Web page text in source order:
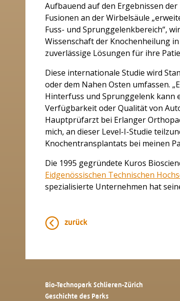
Aufbauend auf den Ergebnissen
Fusionen an der Wirbelsäule
Fuss- und Sprunggelenkbereich“,
Wissenschaft der Knochenheilung
zuverlässige Lösungen für ihre
Diese internationale Studie wird
oder dem Nahen Osten umfassen.
Hinterfuss und Sprunggelenk kann
Verfügbarkeit oder Qualität von
Hauptprüfarzt bei Erlanger
mich, an dieser Level-I-Studie
Knochentransplantats bei meinen
Die 1995 gegründete Kuros
Eidgenössischen Technischen
spezialisierte Unternehmen hat
zurück
Bio-Technopark Schlieren-Zürich
Geschichte des Parks